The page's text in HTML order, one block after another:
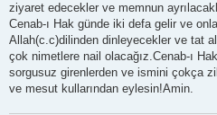
ziyaret edecekler ve memnun
Cenab-ı Hak günde iki defa gelir ve
Allah(c.c)dilinden dinleyecekler ve tat
çok nimetlere nail olacağız.Cenab-ı
sorgusuz girenlerden ve ismini çokça
ve mesut kullarından eylesin!Amin.